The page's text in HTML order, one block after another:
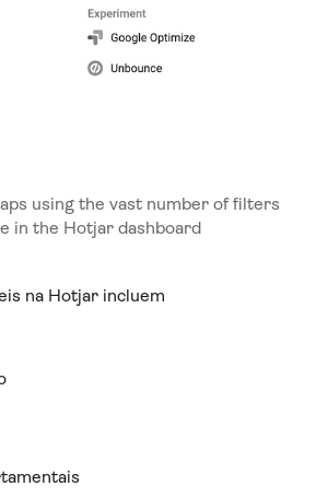
using the vast number of filters
in the Hotjar dashboard
na Hotjar incluem